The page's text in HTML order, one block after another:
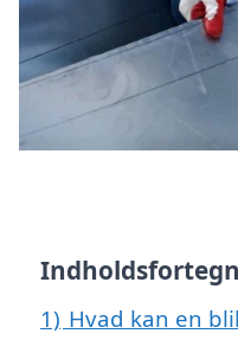
1) Hvad kan en